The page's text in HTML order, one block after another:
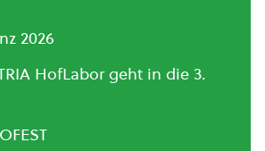
2026
HofLabor geht in die 3.